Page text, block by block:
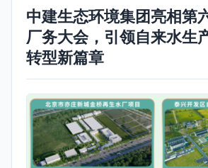
中建生态环境集团亮相第
厂务大会，引领自来水生
转型新篇章